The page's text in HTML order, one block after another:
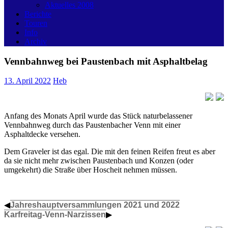
Aktuelles 2008
Berichte
Touren
Info
Archiv
Vennbahnweg bei Paustenbach mit Asphaltbelag
13. April 2022 Heb
Anfang des Monats April wurde das Stück naturbelassener
Vennbahnweg durch das Paustenbacher Venn mit einer
Asphaltdecke versehen.
Dem Graveler ist das egal. Die mit den feinen Reifen freut es aber
da sie nicht mehr zwischen Paustenbach und Konzen (oder
umgekehrt) die Straße über Hoscheit nehmen müssen.
◀Jahreshauptversammlungen 2021 und 2022
Karfreitag-Venn-Narzissen▶